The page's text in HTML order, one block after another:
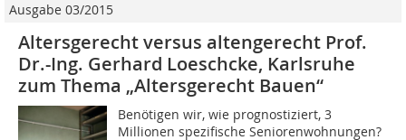
Ausgabe 03/2015
Altersgerecht versus altengerecht Prof.
Dr.-Ing. Gerhard Loeschcke, Karlsruhe
zum Thema „Altersgerecht Bauen“
Benötigen wir, wie prognostiziert, 3
Millionen spezifische Seniorenwohnungen?